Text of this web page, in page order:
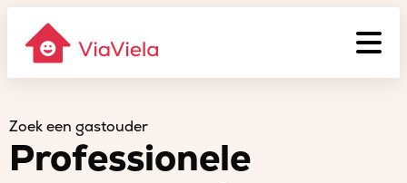
Zoek een gastouder
Professionele